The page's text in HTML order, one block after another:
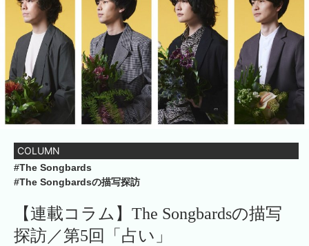
COLUMN
#The Songbards
#The Songbardsの描写探訪
【連載コラム】The Songbardsの描写
探訪／第5回「占い」